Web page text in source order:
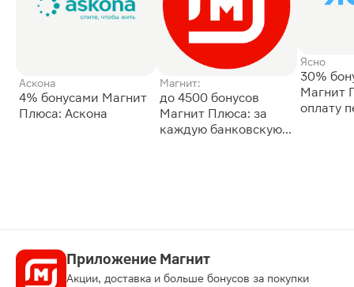
Аскона
4% бонусами Магнит
Плюса: Аскона
Магнит:
до 4500 бонусов
Магнит Плюса: за
каждую банковскую
Ясно
30%
Магнит
оплату
Приложение Магнит
Акции, доставка и больше бонусов за покупки